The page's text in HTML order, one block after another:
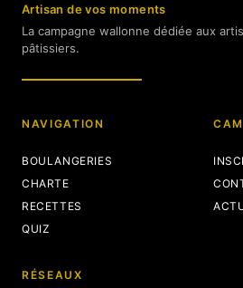
Artisan de vos moments
La campagne wallonne dédiée aux
pâtissiers.
NAVIGATION
BOULANGERIES
CHARTE
RECETTES
QUIZ
RÉSEAUX